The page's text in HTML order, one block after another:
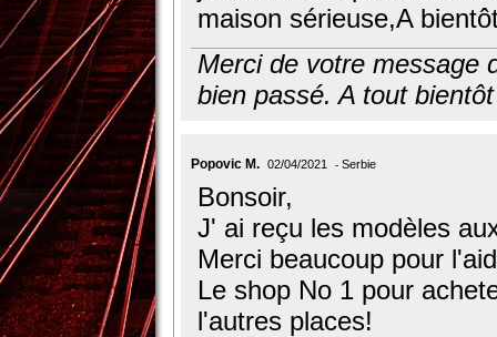
maison sérieuse,A
Merci de votre message
bien passé. A tout
Popovic M. 02/04/2021 Serbie
Bonsoir,
J' ai reçu les modèles
Merci beaucoup pour
Le shop No 1 pour
l'autres places!